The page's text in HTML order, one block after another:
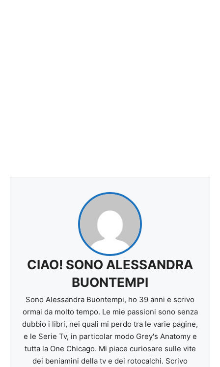
CIAO! SONO ALESSANDRA
BUONTEMPI
Sono Alessandra Buontempi, ho 39 anni e scrivo
ormai da molto tempo. Le mie passioni sono senza
dubbio i libri, nei quali mi perdo tra le varie pagine,
e le Serie Tv, in particolar modo Grey's Anatomy e
tutta la One Chicago. Mi piace curiosare sulle vite
dei beniamini della tv e dei rotocalchi. Scrivo